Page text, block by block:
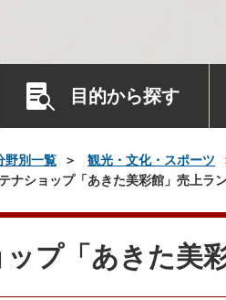
目的から探す
野別一覧 観光・文化・スポーツ
ナショップ「あきた美彩館」売上ラ
プ「あきた美